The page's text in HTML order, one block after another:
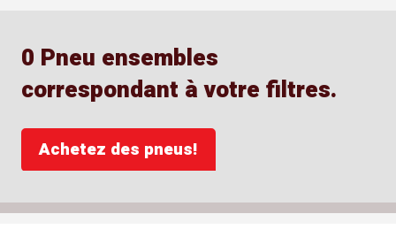
0 Pneu ensembles
correspondant à votre filtres.
Achetez des pneus!